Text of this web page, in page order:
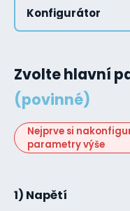
Konfigurátor
Zvolte hlavní
(povinné)
Nejprve si
parametry výše
1) Napětí